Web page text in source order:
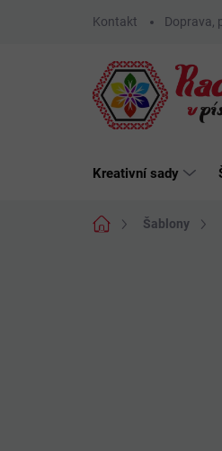
Kontakt Doprava,
Kreativní sady
Domů Šablony